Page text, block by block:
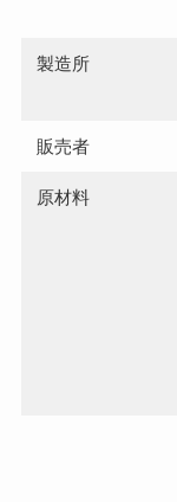
製造所
販売者
原材料